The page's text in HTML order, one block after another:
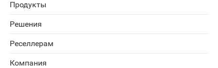
Продукты
Решения
Реселлерам
Компания